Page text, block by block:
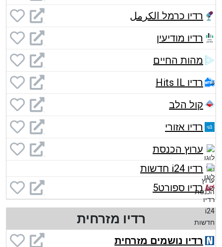
רדיו כרמל الكرمل
רדיו מודיעין
מהות החיים
רדיו Hits IL
קול הלב
רדיו אזורי
ערוץ הכנסת
רדיו i24 חדשות
רדיו ספורט5
רדיו מזרחית
רדיו נושמים מזרחית